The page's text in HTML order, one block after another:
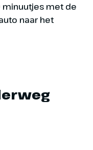
we terug
het
deze prachtige
minuutjes met de
naar het